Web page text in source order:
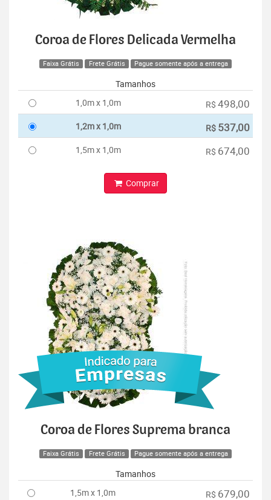
Coroa de Flores Delicada Vermelha
Faixa Grátis Frete Grátis Pague somente após a entrega
Tamanhos
1,0m x 1,0m
R$ 498,00
1,2m x 1,0m R$ 537,00
1,5m x 1,0m R$ 674,00
Comprar
Coroa de Flores Suprema branca
Faixa Grátis Frete Grátis Pague somente após a entrega
Tamanhos
1,5m x 1,0m
R$ 679,00